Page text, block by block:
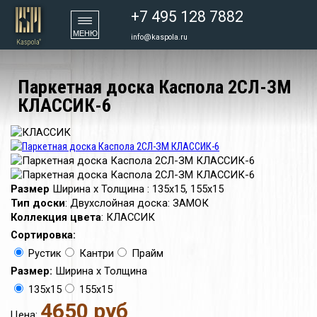
МЕНЮ
+7 495 128 7882
info@kaspola.ru
Паркетная доска Каспола 2СЛ-ЗМ
КЛАССИК-6
Сортировка:
Рустик
Кантри
Прайм
Размер: Ширина х Толщина
135х15
155х15
4650 руб
Размер Ширина х Толщина : 135х15, 155х15
Тип доски: Двухслойная доска: ЗАМОК
Коллекция цвета: КЛАССИК